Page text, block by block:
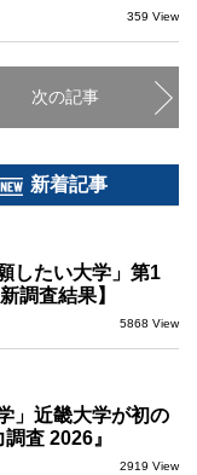
359 View
次の記事
新着記事
したい大学」第1
調査結果】
5868 View
」近畿大学が初の
査 2026』
2919 View